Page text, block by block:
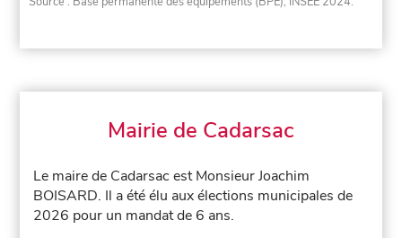
Mairie de Cadarsac
Le maire de Cadarsac est Monsieur Joachim
BOISARD. Il a été élu aux élections municipales de
2026 pour un mandat de 6 ans.